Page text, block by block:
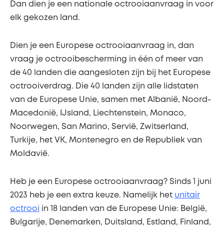
Dan dien je een nationale octrooiaanvraag in voor
elk gekozen land.
Dien je een Europese octrooiaanvraag in, dan
vraag je octrooibescherming in één of meer van
de 40 landen die aangesloten zijn bij het Europese
octrooiverdrag. Die 40 landen zijn alle lidstaten
van de Europese Unie, samen met Albanië, Noord-
Macedonië, IJsland, Liechtenstein, Monaco,
Noorwegen, San Marino, Servië, Zwitserland,
Turkije, het VK, Montenegro en de Republiek van
Moldavië.
Heb je een Europese octrooiaanvraag? Sinds 1 juni
2023 heb je een extra keuze. Namelijk het unitair
octrooi in 18 landen van de Europese Unie: België,
Bulgarije, Denemarken, Duitsland, Estland, Finland,